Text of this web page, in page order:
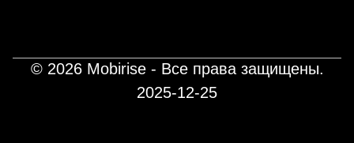
© 2026 Mobirise - Все права защищены.
2025-12-25